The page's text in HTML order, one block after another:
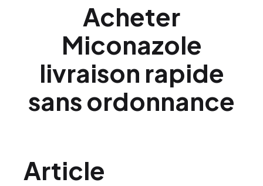
Acheter
Miconazole
livraison rapide
sans ordonnance
Article